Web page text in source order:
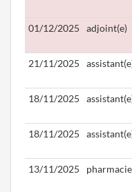
01/12/2025 adjoint(e)
21/11/2025
18/11/2025
18/11/2025
13/11/2025